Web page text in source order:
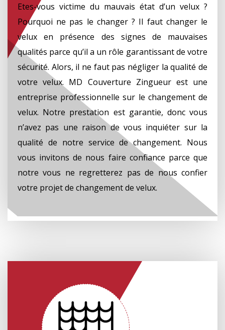
Etes-vous victime du mauvais état d’un velux ?
Pourquoi ne pas le changer ? Il faut changer le
velux en présence des signes de mauvaises
qualités parce qu’il a un rôle garantissant de votre
sécurité. Alors, il ne faut pas négliger la qualité de
votre velux. MD Couverture Zingueur est une
entreprise professionnelle sur le changement de
velux. Notre prestation est garantie, donc vous
n’avez pas une raison de vous inquiéter sur la
qualité de notre service de changement. Nous
vous invitons de nous faire confiance parce que
notre vous ne regretterez pas de nous confier
votre projet de changement de velux.